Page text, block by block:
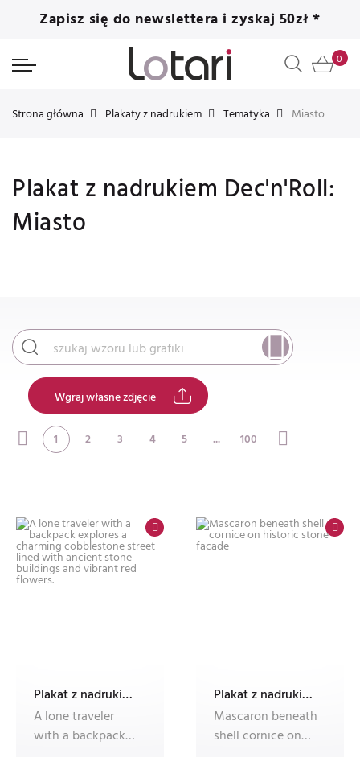
Zapisz się do newslettera i zyskaj 50zł *
Strona główna Plakaty z nadrukiem Tematyka Miasto
Plakat z nadrukiem Dec'n'Roll:
Miasto
Wgraj własne zdjęcie
1 2 3 4 5 ... 100
Plakat z nadrukiem Dec'n'Roll
A lone traveler
with a backpack
Plakat z nadrukiem Dec'n'Roll
Mascaron beneath
shell cornice on